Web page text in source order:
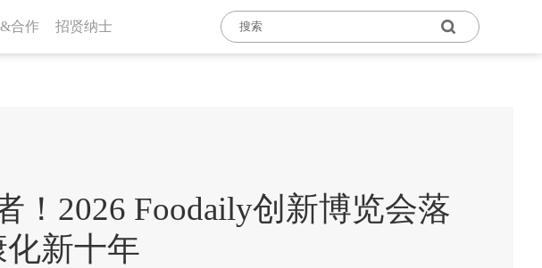
合作 招贤纳士
2026 Foodaily创新博览会落
新十年